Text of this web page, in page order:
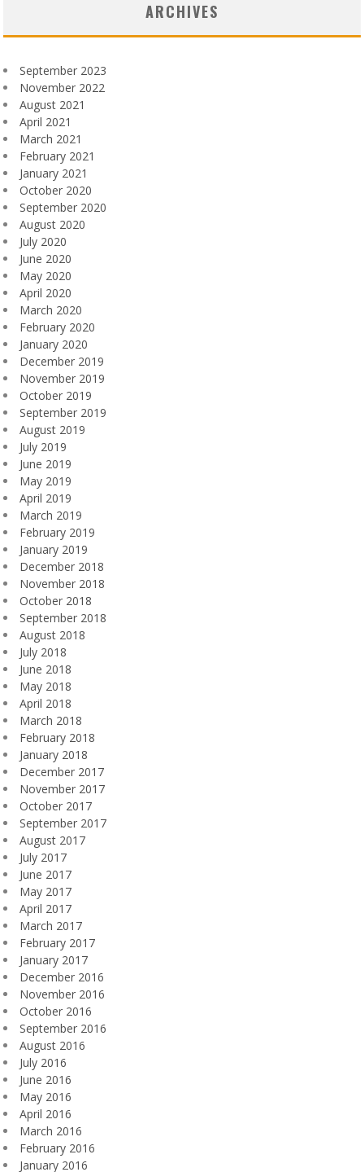
ARCHIVES
September 2023
November 2022
August 2021
April 2021
March 2021
February 2021
January 2021
October 2020
September 2020
August 2020
July 2020
June 2020
May 2020
April 2020
March 2020
February 2020
January 2020
December 2019
November 2019
October 2019
September 2019
August 2019
July 2019
June 2019
May 2019
April 2019
March 2019
February 2019
January 2019
December 2018
November 2018
October 2018
September 2018
August 2018
July 2018
June 2018
May 2018
April 2018
March 2018
February 2018
January 2018
December 2017
November 2017
October 2017
September 2017
August 2017
July 2017
June 2017
May 2017
April 2017
March 2017
February 2017
January 2017
December 2016
November 2016
October 2016
September 2016
August 2016
July 2016
June 2016
May 2016
April 2016
March 2016
February 2016
January 2016